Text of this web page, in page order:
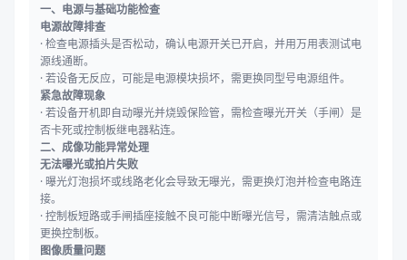
一、电源与基础功能检查
电源故障排查
· 检查电源插头是否松动，确认电源开关已开启，并用万用表测试电
源线通断。
· 若设备无反应，可能是电源模块损坏，需更换同型号电源组件。
紧急故障现象
· 若设备开机即自动曝光并烧毁保险管，需检查曝光开关（手闸）是
否卡死或控制板继电器粘连。
二、成像功能异常处理
无法曝光或拍片失败
· 曝光灯泡损坏或线路老化会导致无曝光，需更换灯泡并检查电路连
接。
· 控制板短路或手闸插座接触不良可能中断曝光信号，需清洁触点或
更换控制板。
图像质量问题